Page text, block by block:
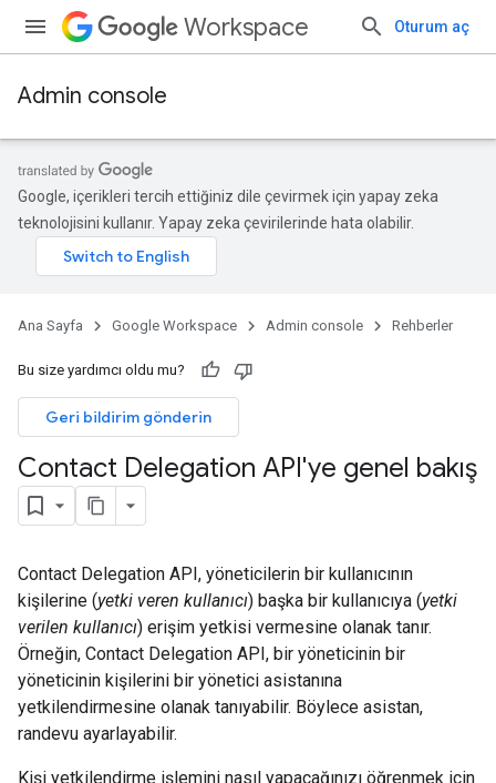
Workspace Oturum aç
Admin console
Google, içerikleri tercih ettiğiniz dile çevirmek için yapay zeka
teknolojisini kullanır. Yapay zeka çevirilerinde hata olabilir.
Ana Sayfa Google Workspace Admin console Rehberler
Bu size yardımcı oldu mu?
Geri bildirim gönderin
Contact Delegation API'ye genel bakış
Contact Delegation API, yöneticilerin bir kullanıcının
kişilerine (yetki veren kullanıcı) başka bir kullanıcıya (yetki
verilen kullanıcı) erişim yetkisi vermesine olanak tanır.
Örneğin, Contact Delegation API, bir yöneticinin bir
yöneticinin kişilerini bir yönetici asistanına
yetkilendirmesine olanak tanıyabilir. Böylece asistan,
randevu ayarlayabilir.
Kişi yetkilendirme işlemini nasıl yapacağınızı öğrenmek için